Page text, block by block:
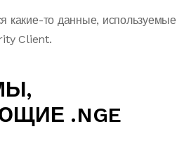
какие-то данные, используемые
Client.
.NGE